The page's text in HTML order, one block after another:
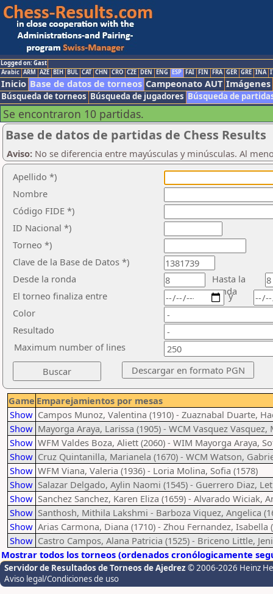
Logged on: Gast
Arabic ARM AZE BIH BUL CAT CHN CRO CZE DEN ENG ESP FAI FIN FRA GER GRE INA
Inicio Base de datos de torneos Campeonato AUT Imágenes
Búsqueda de torneos Búsqueda de jugadores Búsqueda de
Se encontraron 10 partidas.
Base de datos de partidas de Chess Results
Aviso: No se diferencia entre mayúsculas y minúsculas. Al
Apellido *)
Nombre
Código FIDE *)
ID Nacional *)
Torneo *)
Clave de la Base de Datos *)
Desde la ronda
Hasta la
ronda
El torneo finaliza entre
Color
Resultado
y
Maximum number of lines
Game Emparejamientos por mesas
Show Campos Munoz, Valentina (1910) - Zuaznabal Duarte,
Show Mayorga Araya, Larissa (1905) - WCM Vasquez Vasquez,
Show WFM Valdes Boza, Aliett (2060) - WIM Mayorga Araya,
Show Cruz Quintanilla, Marianela (1670) - WCM Watson,
Show WFM Viana, Valeria (1936) - Loria Molina, Sofia (1578)
Show Salazar Delgado, Aylin Naomi (1545) - Guerrero Diaz,
Show Sanchez Sanchez, Karen Eliza (1659) - Alvarado Wiciak,
Show Santhosh, Mithila Lakshmi - Barboza Viquez, Angelica
Show Arias Carmona, Diana (1710) - Zhou Fernandez, Isabella
Show Castro Campos, Alana Patricia (1525) - Briceno Little,
Mostrar todos los torneos (ordenados cronólogicamente
Servidor de Resultados de Torneos de Ajedrez © 2006-2026 Heinz
Aviso legal/Condiciones de uso